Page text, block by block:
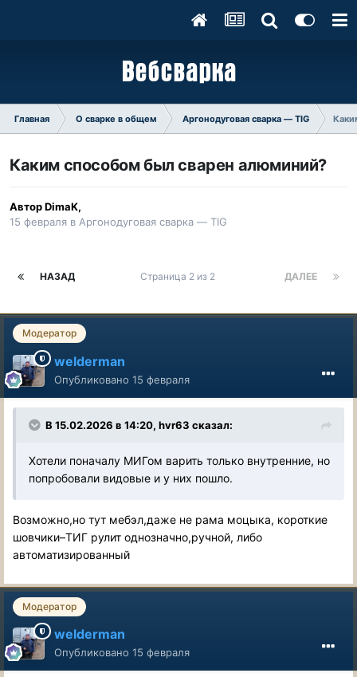
Главная О сварке в общем Аргонодуговая сварка — TIG
Каким способом был сварен алюминий?
АвторDimaK,
15 февраля в Аргонодуговая сварка — TIG
НАЗАД ДАЛЕЕ
Страница 2 из 2
Модератор
welderman
Опубликовано 15 февраля
В 15.02.2026 в 14:20, hvr63 сказал:
Хотели поначалу МИГом варить только внутренние, но
попробовали видовые и у них пошло.
Возможно,но тут мебэл,даже не рама моцыка, короткие
шовчики–ТИГ рулит однозначно,ручной, либо
автоматизированный
Модератор
welderman
Опубликовано 15 февраля